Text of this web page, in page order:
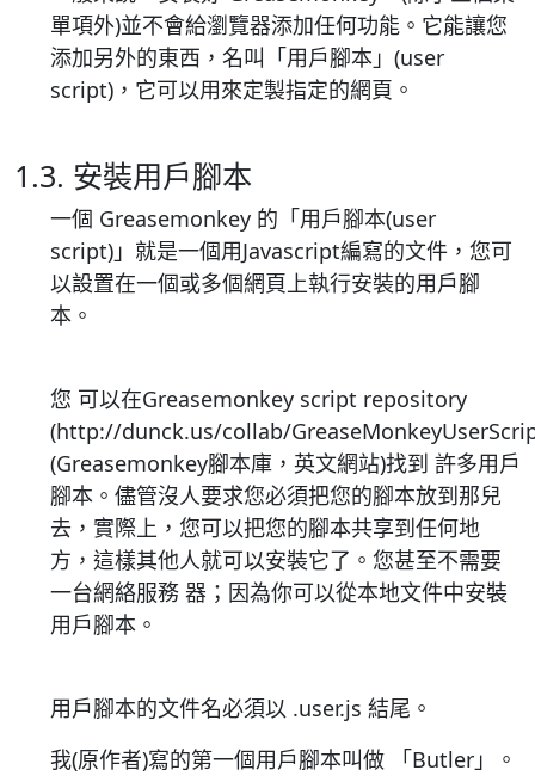
單項外)並不會給瀏覽器添加任何功能。它能讓您
添加另外的東西，名叫「用戶腳本」(user
script)，它可以用來定製指定的網頁。
1.3. 安裝用戶腳本
一個 Greasemonkey 的「用戶腳本(user
script)」就是一個用Javascript編寫的文件，您可
以設置在一個或多個網頁上執行安裝的用戶腳
本。
您 可以在Greasemonkey script repository
(http://dunck.us/collab/
(Greasemonkey腳本庫，英文網站)找到 許多用戶
腳本。儘管沒人要求您必須把您的腳本放到那兒
去，實際上，您可以把您的腳本共享到任何地
方，這樣其他人就可以安裝它了。您甚至不需要
一台網絡服務 器；因為你可以從本地文件中安裝
用戶腳本。
用戶腳本的文件名必須以 .user.js 結尾。
我(原作者)寫的第一個用戶腳本叫做 「Butler」。